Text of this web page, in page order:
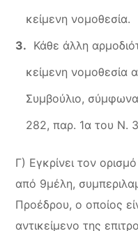
κείμενη νομοθεσία.
Κάθε άλλη
κείμενη νομοθεσία
Συμβούλιο,
282, παρ. 1α του Ν.
Γ) Εγκρίνει τον
από 9μέλη,
Προέδρου, ο οποίος
αντικείμενο της